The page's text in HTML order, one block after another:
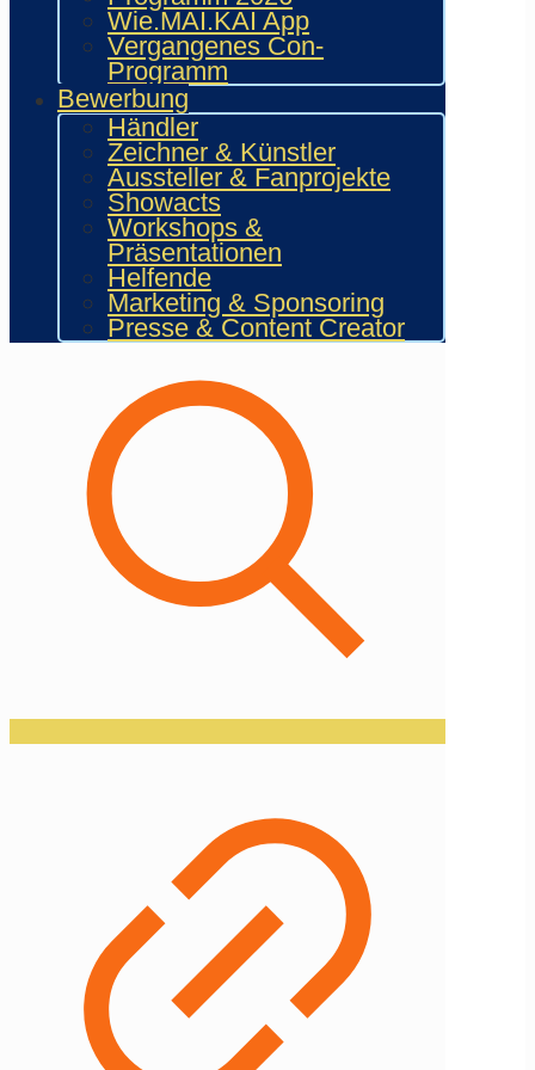
Wie.MAI.KAI App
Vergangenes Con-
Programm
Bewerbung
Händler
Zeichner & Künstler
Aussteller & Fanprojekte
Showacts
Workshops &
Präsentationen
Helfende
Marketing & Sponsoring
Presse & Content Creator
Social Media
Neuste Posts
23. Mai 2026